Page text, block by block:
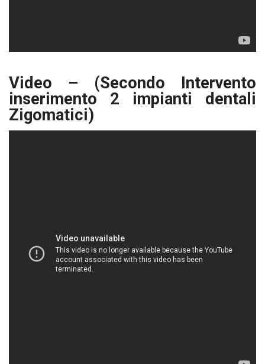
Video – (Secondo Intervento
inserimento 2 impianti dentali
Zigomatici)